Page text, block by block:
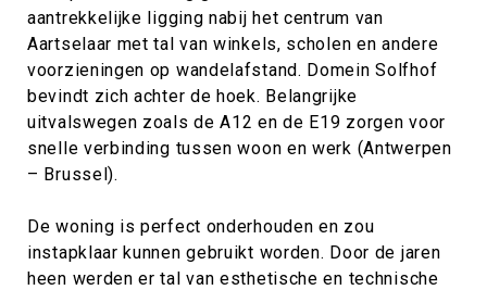
aantrekkelijke ligging nabij het centrum van
Aartselaar met tal van winkels, scholen en andere
voorzieningen op wandelafstand. Domein Solfhof
bevindt zich achter de hoek. Belangrijke
uitvalswegen zoals de A12 en de E19 zorgen voor
snelle verbinding tussen woon en werk (Antwerpen
– Brussel).
De woning is perfect onderhouden en zou
instapklaar kunnen gebruikt worden. Door de jaren
heen werden er tal van esthetische en technische